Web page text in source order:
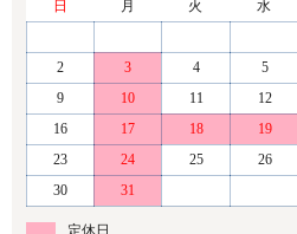
日
月 火 水
2
3 4 5
9
10 11 12
16
17 18 19
23
24 25 26
30
31
定休日